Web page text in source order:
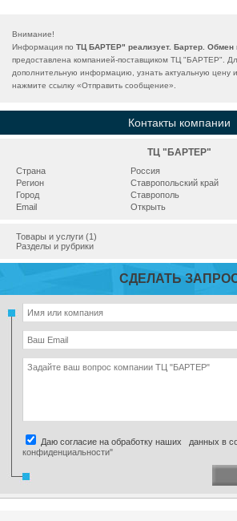
Внимание!
Информация по ТЦ БАРТЕР" реализует. Бартер. Обмен
предоставлена компанией-поставщиком ТЦ "БАРТЕР".
дополнительную информацию, узнать актуальную цену
нажмите ссылку «Отправить сообщение».
Контакты компании
ТЦ "БАРТЕР"
Страна
Россия
Регион
Ставропольский край
Город
Ставрополь
Email
Открыть
Товары и услуги (1)
Разделы и рубрики
СДЕЛАТЬ
Даю согласие на обработку наших данных в
конфиденциальности"